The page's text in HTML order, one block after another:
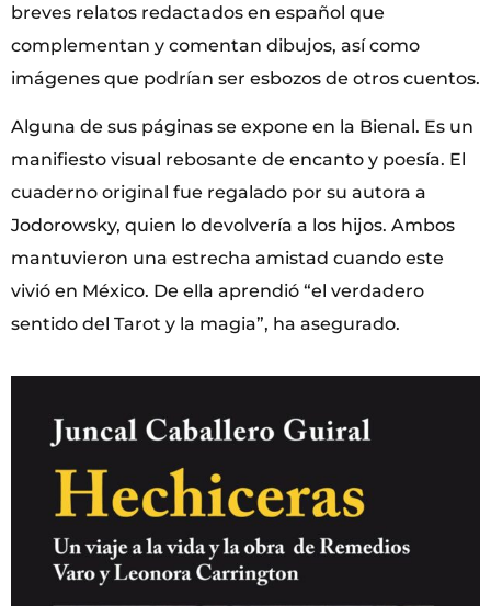
breves relatos redactados en español que
complementan y comentan dibujos, así como
imágenes que podrían ser esbozos de otros cuentos.
Alguna de sus páginas se expone en la Bienal. Es un
manifiesto visual rebosante de encanto y poesía. El
cuaderno original fue regalado por su autora a
Jodorowsky, quien lo devolvería a los hijos. Ambos
mantuvieron una estrecha amistad cuando este
vivió en México. De ella aprendió “el verdadero
sentido del Tarot y la magia”, ha asegurado.